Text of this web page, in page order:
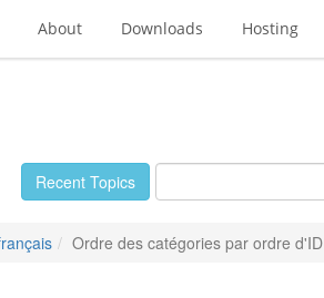
About Downloads Hosting
Recent Topics
Ordre des catégories par ordre d'ID